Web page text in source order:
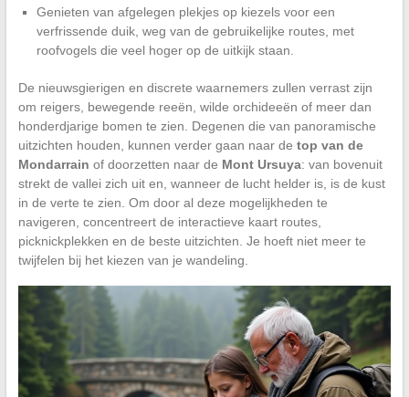
Genieten van afgelegen plekjes op kiezels voor een
verfrissende duik, weg van de gebruikelijke routes, met
roofvogels die veel hoger op de uitkijk staan.
De nieuwsgierigen en discrete waarnemers zullen verrast zijn
om reigers, bewegende reeën, wilde orchideeën of meer dan
honderdjarige bomen te zien. Degenen die van panoramische
uitzichten houden, kunnen verder gaan naar de top van de
Mondarrain of doorzetten naar de Mont Ursuya: van bovenuit
strekt de vallei zich uit en, wanneer de lucht helder is, is de kust
in de verte te zien. Om door al deze mogelijkheden te
navigeren, concentreert de interactieve kaart routes,
picknickplekken en de beste uitzichten. Je hoeft niet meer te
twijfelen bij het kiezen van je wandeling.